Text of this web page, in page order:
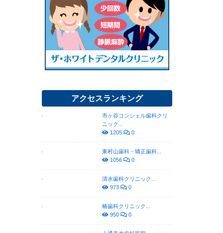
アクセスランキング
市ヶ谷コンシェル歯科クリ
ニック...
1205
0
東村山歯科・矯正歯科...
1056
0
清水歯科クリニック...
973
0
椿歯科クリニック...
950
0